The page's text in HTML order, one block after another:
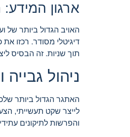
ארגון המידע:
האויב הגדול ביותר של
דיגיטלי מסודר. רכזו
תוך שניות. זה הבסיס
ניהול
האתגר הגדול ביותר
לייצר שקט תעשייתי,
והפרשות לתיקונים